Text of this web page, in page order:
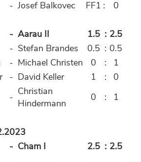
- Josef Balkovec FF1 : 0
- Aarau II 1.5 : 2.5
- Stefan Brandes 0.5 : 0.5
- Michael Christen 0 :
1
- David Keller 1 :
0
- Christian
Hindermann
0 : 1
- Cham I 2.5 : 2.5